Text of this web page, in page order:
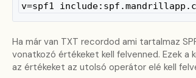
v=spf1
Ha már van TXT recordod ami tartalmaz
vonatkozó értékeket kell felvenned. Ezek a
az értékeket az utolsó operátor elé kell